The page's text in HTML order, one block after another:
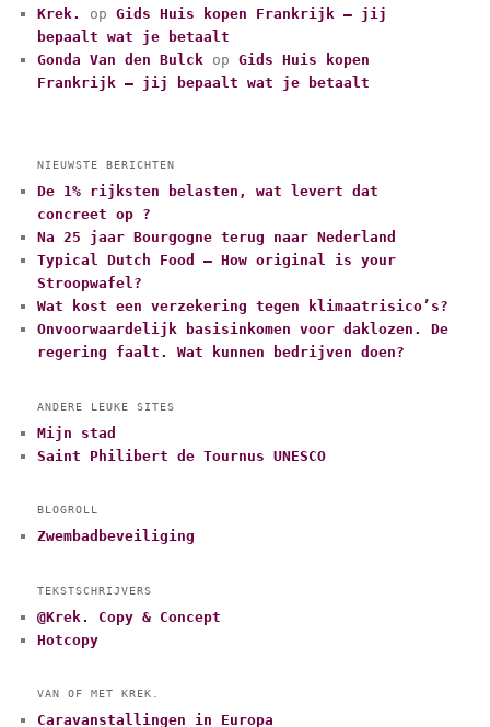
Krek.
opGids Huis kopen Frankrijk – jij
bepaalt wat je betaalt
Gonda Van den Bulck opGids Huis kopen
Frankrijk – jij bepaalt wat je betaalt
NIEUWSTE BERICHTEN
De 1% rijksten belasten, wat levert dat
concreet op ?
Na 25 jaar Bourgogne terug naar Nederland
Typical Dutch Food – How original is your
Stroopwafel?
Wat kost een verzekering tegen klimaatrisico’s?
Onvoorwaardelijk basisinkomen voor daklozen. De
regering faalt. Wat kunnen bedrijven doen?
ANDERE LEUKE SITES
Mijn stad
Saint Philibert de Tournus UNESCO
BLOGROLL
Zwembadbeveiliging
TEKSTSCHRIJVERS
@Krek. Copy & Concept
Hotcopy
VAN OF MET KREK.
Caravanstallingen in Europa